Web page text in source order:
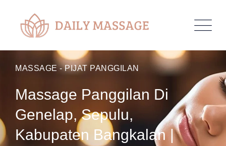
MASSAGE - PIJAT PANGGILAN
Massage Panggilan Di
Genelap, Sepulu,
Kabupaten Bangkalan |